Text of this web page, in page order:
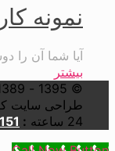
نمونه
آیا شما آن را
بیشتر
طراحی سایت
24 ساعته
: